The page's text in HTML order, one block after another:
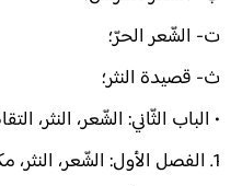
ت‌- الشّعر الحرّ؛
ث‌- قصيدة النثر؛
• الباب الثّاني: الشّعر، النثر،
1. الفصل الأول: الشّعر، النثر، مكر الشّكل، وفاء الإيقاع؛